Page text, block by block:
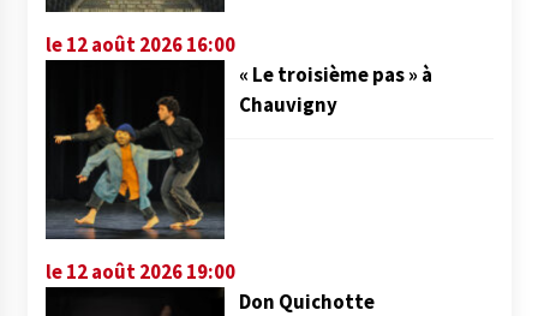
le 12 août 2026 16:00
« Le troisième pas » à
Chauvigny
le 12 août 2026 19:00
Don Quichotte